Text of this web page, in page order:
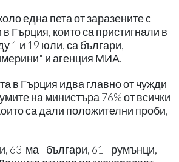
една пета от заразените с
Гърция, които са пристигнали в
1 и 19 юли, са българи,
и агенция МИА.
в Гърция идва главно от чужди
на министъра 76% от всички
са дали положителни проби,
63-ма - българи, 61 - румънци,